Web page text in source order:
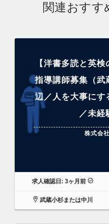
関連おすす
【洋書多読と英
指導講師募集（武
辺／人を大事にす
／未経
株式会
求人確認日: 3ヶ月前
武蔵小杉または中川